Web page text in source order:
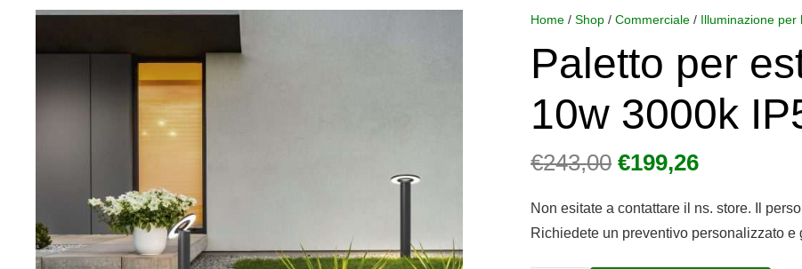
Home /Shop /Commerciale / Illuminazione per
Paletto per
10w 3000k
€243,00 Il
originale
era:
€199,26Il
attuale
è:
Non esitate a contattare il ns. store. Il
Richiedete un preventivo personalizzato